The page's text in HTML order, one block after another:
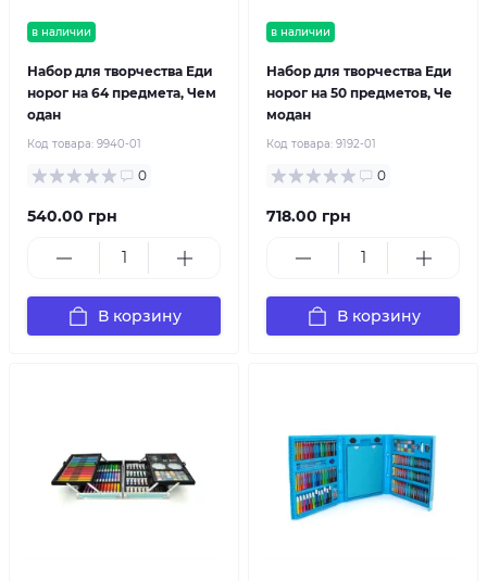
в наличии
Набор для творчества Еди
норог на 64 предмета, Чем
одан
Код товара: 9940-01
0
540.00 грн
В корзину
в наличии
Набор для творчества Еди
норог на 50 предметов, Че
модан
Код товара: 9192-01
0
718.00 грн
В корзину